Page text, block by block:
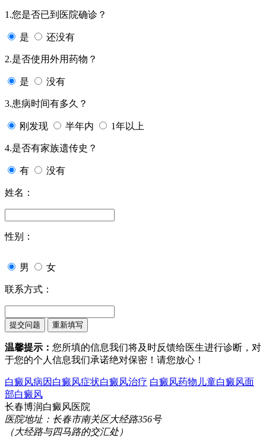
1.您是否已到医院确诊？
是 还没有
2.是否使用外用药物？
是 没有
3.患病时间有多久？
刚发现 半年内 1年以上
4.是否有家族遗传史？
有 没有
姓名：
性别：
男 女
联系方式：
温馨提示： 您所填的信息我们将及时反馈给医生进行诊断，对
于您的个人信息我们承诺绝对保密！请您放心！
白癜风病因 白癜风症状白癜风治疗 白癜风药物 儿童白癜风面
部白癜风
长春博润白癜风医院
医院地址：长春市南关区大经路356号
（大经路与四马路的交汇处）